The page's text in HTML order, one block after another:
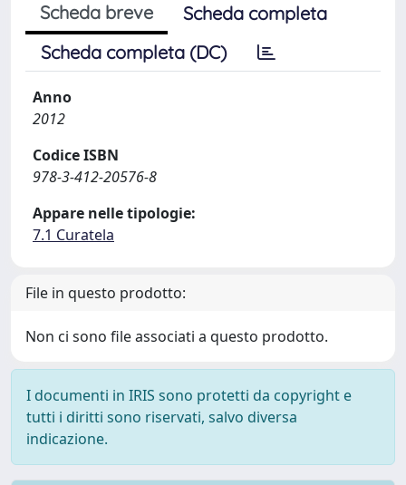
Scheda breve
Scheda completa
Scheda completa (DC)
Anno
2012
Codice ISBN
978-3-412-20576-8
Appare nelle tipologie:
7.1 Curatela
File in questo prodotto:
Non ci sono file associati a questo prodotto.
I documenti in IRIS sono protetti da copyright e
tutti i diritti sono riservati, salvo diversa
indicazione.